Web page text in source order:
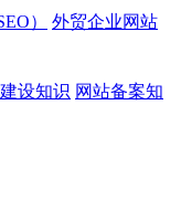
）
外贸企业网站
设知识 网站备案知